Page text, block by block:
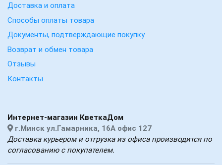
Доставка и оплата
Способы оплаты товара
Документы, подтверждающие покупку
Возврат и обмен товара
Отзывы
Контакты
Интернет-магазин КветкаДом
г.Минск ул.Гамарника, 16А офис 127
Доставка курьером и отгрузка из офиса производится по
согласованию с покупателем.